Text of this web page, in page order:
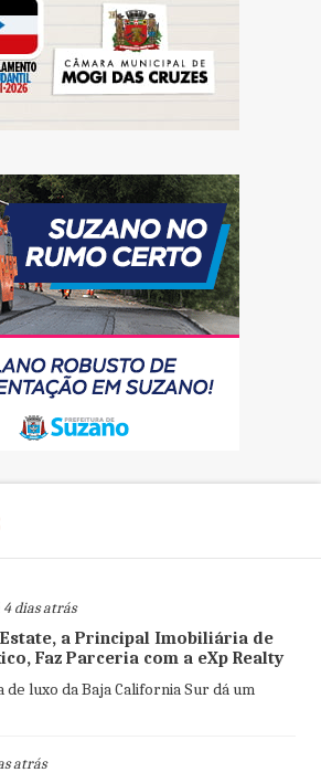
dias atrás
Estate, a Principal Imobiliária de
Faz Parceria com a eXp Realty
luxo da Baja California Sur dá um
atrás